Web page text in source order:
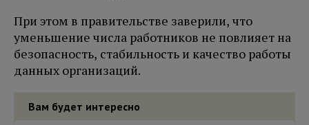
При этом в правительстве заверили, что
уменьшение числа работников не повлияет на
безопасность, стабильность и качество работы
данных организаций.
Вам будет интересно